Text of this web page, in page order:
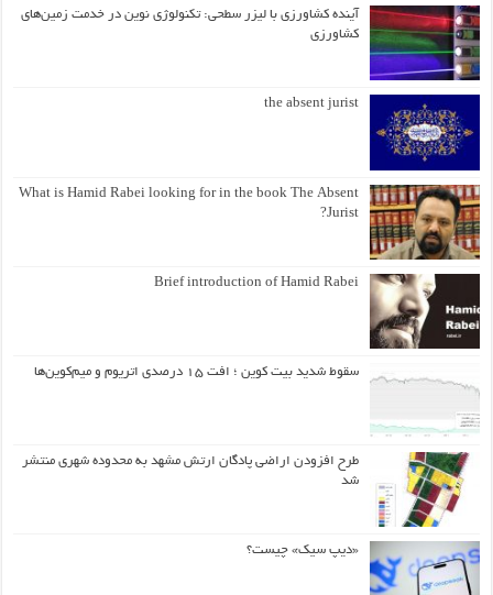
آینده کشاورزی با لیزر سطحی: تکنولوژی نوین در خدمت زمین‌های
کشاورزی
the absent jurist
What is Hamid Rabei looking for in the book The Absent
Jurist?
Brief introduction of Hamid Rabei
سقوط شدید بیت کوین ؛ افت ۱۵ درصدی اتریوم و میم‌کوین‌ها
طرح افزودن اراضی پادگان ارتش مشهد به محدوده شهری منتشر
شد
«دیپ سیک» چیست؟